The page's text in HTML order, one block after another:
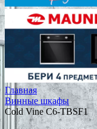
Главная
Винные шкафы
Cold Vine C6-TBSF1